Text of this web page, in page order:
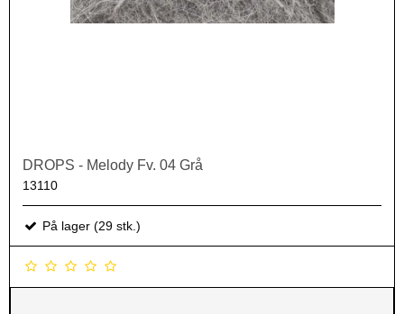
DROPS - Melody Fv. 04 Grå
13110
På lager (29 stk.)